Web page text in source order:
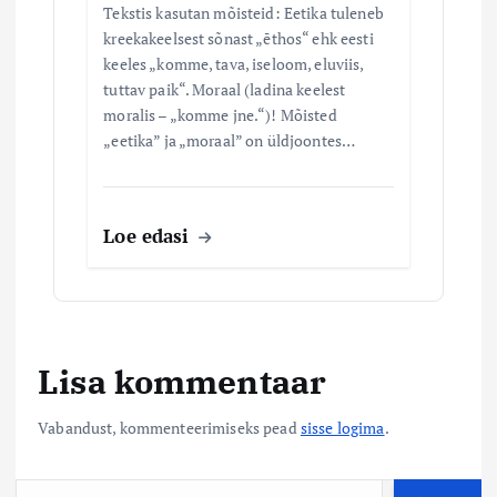
Tekstis kasutan mõisteid: Eetika tuleneb
kreekakeelsest sõnast „ēthos“ ehk eesti
keeles „komme, tava, iseloom, eluviis,
tuttav paik“. Moraal (ladina keelest
moralis – „komme jne.“)! Mõisted
„eetika” ja „moraal” on üldjoontes…
Loe edasi
Lisa kommentaar
Vabandust, kommenteerimiseks peadsisse logima.